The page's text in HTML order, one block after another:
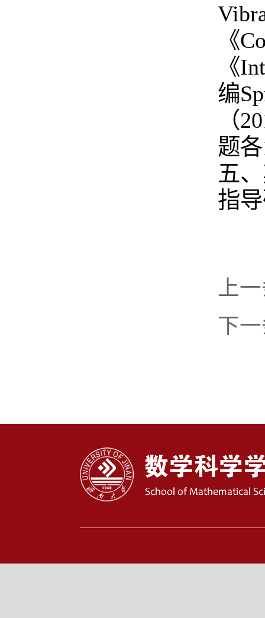
《
《
编
（
题各
五
指
上
下